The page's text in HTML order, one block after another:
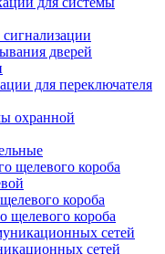
дверей
для переключателя
охранной
щелевого короба
короба
щелевого короба
сетей